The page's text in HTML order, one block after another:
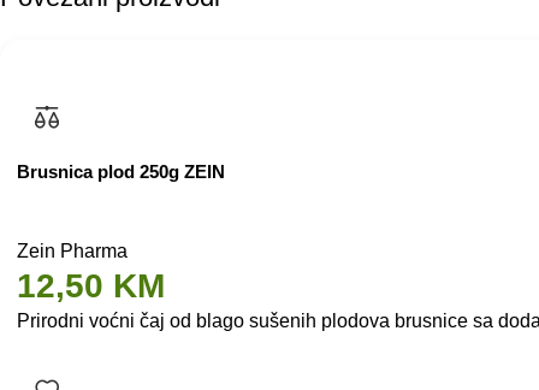
Brusnica plod 250g ZEIN
Zein Pharma
12,50 KM
Prirodni voćni čaj od blago sušenih plodova brusnice sa